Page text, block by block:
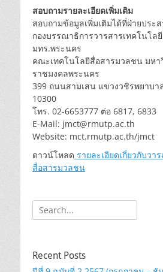
สอบถามรายละเอียดเพิ่มเติม
สอบถามข้อมูลเพิ่มเติมได้ที่ฝ่ายประ
กองบรรณาธิการวารสารเทคโนโล
มทร.พระนคร
คณะเทคโนโลยีสื่อสารมวลชน มหา
ราชมงคลพระนคร
399 ถนนสามเสน แขวงวชิรพยาบา
10300
โทร. 02-6653777 ต่อ 6817, 6833
E-Mail: jmct@rmutp.ac.th
Website: mct.rmutp.ac.th/jmct
ดาวน์โหลด รายละเอียดเกี่ยวกับวา
สื่อสารมวลชน
Search
for:
Recent Posts